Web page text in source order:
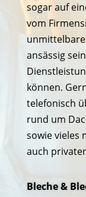
sogar auf
vom
ansässig
können.
telefonisch
rund um
sowie vieles
auch
Bleche &